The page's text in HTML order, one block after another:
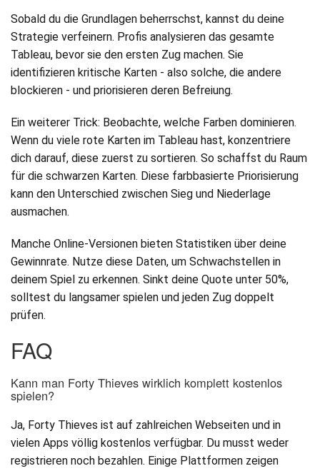
Sobald du die Grundlagen beherrschst, kannst du deine
Strategie verfeinern. Profis analysieren das gesamte
Tableau, bevor sie den ersten Zug machen. Sie
identifizieren kritische Karten - also solche, die andere
blockieren - und priorisieren deren Befreiung.
Ein weiterer Trick: Beobachte, welche Farben dominieren.
Wenn du viele rote Karten im Tableau hast, konzentriere
dich darauf, diese zuerst zu sortieren. So schaffst du Raum
für die schwarzen Karten. Diese farbbasierte Priorisierung
kann den Unterschied zwischen Sieg und Niederlage
ausmachen.
Manche Online-Versionen bieten Statistiken über deine
Gewinnrate. Nutze diese Daten, um Schwachstellen in
deinem Spiel zu erkennen. Sinkt deine Quote unter 50%,
solltest du langsamer spielen und jeden Zug doppelt
prüfen.
FAQ
Kann man Forty Thieves wirklich komplett kostenlos
spielen?
Ja, Forty Thieves ist auf zahlreichen Webseiten und in
vielen Apps völlig kostenlos verfügbar. Du musst weder
registrieren noch bezahlen. Einige Plattformen zeigen